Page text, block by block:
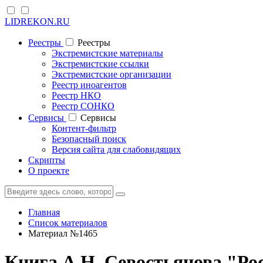
LIDREKON.RU
Реестры
Реестры
Экстремистские материалы
Экстремистские ссылки
Экстремистские организации
Реестр иноагентов
Реестр НКО
Реестр СОНКО
Cервисы
Cервисы
Контент-фильтр
Безопасный поиск
Версия сайта для слабовидящих
Скрипты
О проекте
Главная
Список материалов
Материал №1465